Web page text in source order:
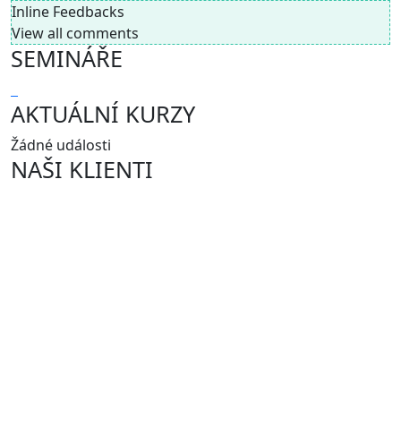
Inline Feedbacks
View all comments
SEMINÁŘE
AKTUÁLNÍ KURZY
Žádné události
NAŠI KLIENTI